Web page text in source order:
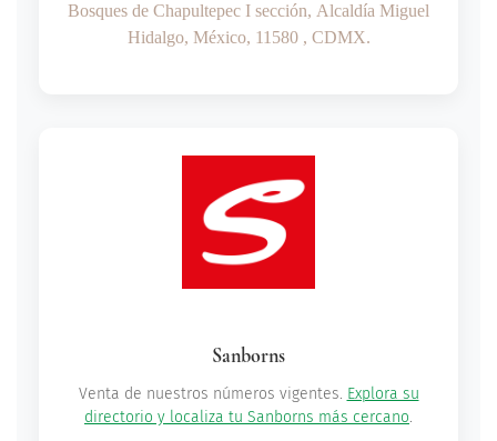
Bosques de Chapultepec I sección, Alcaldía Miguel
Hidalgo, México, 11580 , CDMX.
Sanborns
Venta de nuestros números vigentes. Explora su
directorio y localiza tu Sanborns más cercano.